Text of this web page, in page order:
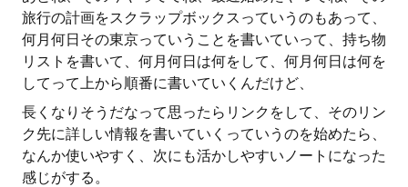
旅行の計画をスクラップボックスっていうのもあって、
何月何日その東京っていうことを書いていって、持ち物
リストを書いて、何月何日は何をして、何月何日は何を
してって上から順番に書いていくんだけど、
長くなりそうだなって思ったらリンクをして、そのリン
ク先に詳しい情報を書いていくっていうのを始めたら、
なんか使いやすく、次にも活かしやすいノートになった
感じがする。